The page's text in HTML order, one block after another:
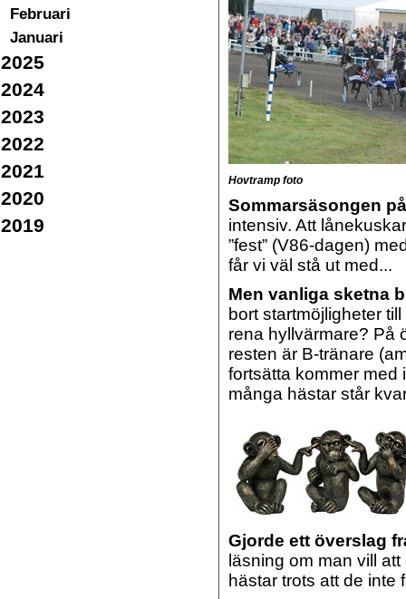
Februari
Januari
2025
2024
2023
2022
2021
2020
2019
Hovtramp foto
Sommarsäsongen
intensiv. Att
”fest” (V86-dagen)
får vi väl stå ut med...
Men vanliga sketna
bort startmöjligheter
rena hyllvärmare? På
resten är B-tränare
fortsätta kommer med
många hästar står
Gjorde ett överslag
läsning om man vill
hästar trots att de inte